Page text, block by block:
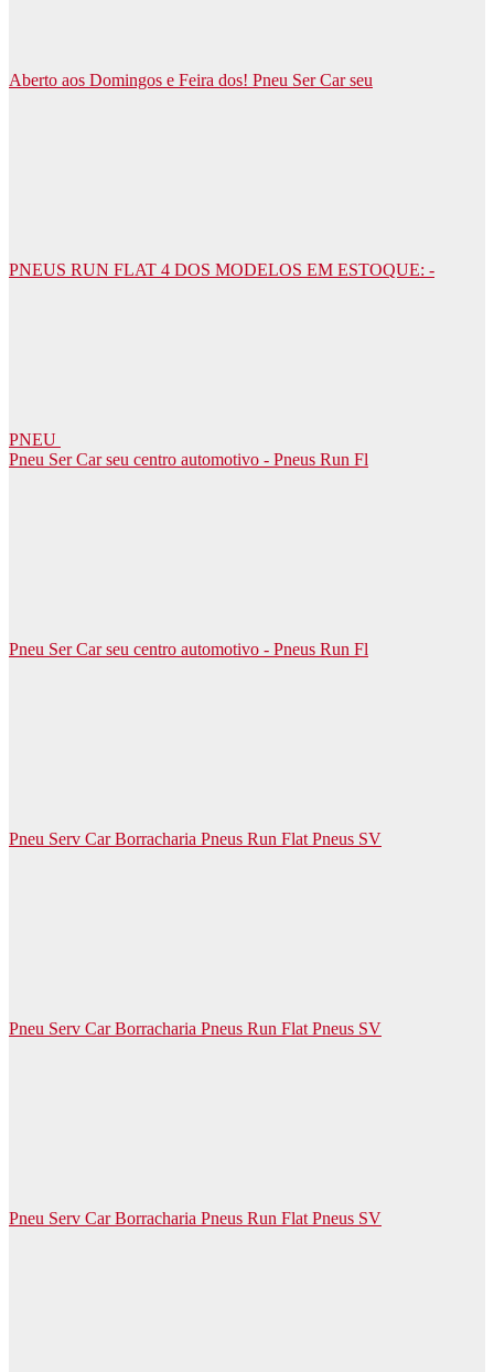
Aberto aos Domingos e Feira dos! Pneu Ser Car seu
PNEUS RUN FLAT 4 DOS MODELOS EM ESTOQUE: -
PNEU
Pneu Ser Car seu centro automotivo - Pneus Run Fl
Pneu Ser Car seu centro automotivo - Pneus Run Fl
Pneu Serv Car Borracharia Pneus Run Flat Pneus SV
Pneu Serv Car Borracharia Pneus Run Flat Pneus SV
Pneu Serv Car Borracharia Pneus Run Flat Pneus SV